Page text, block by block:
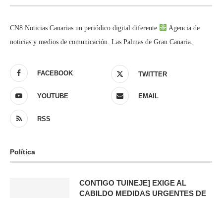
CN8 Noticias Canarias un periódico digital diferente
Agencia de
noticias y medios de comunicación. Las Palmas de Gran Canaria.
FACEBOOK TWITTER
YOUTUBE EMAIL
RSS
Política
CONTIGO TUINEJE] EXIGE AL
CABILDO MEDIDAS URGENTES DE